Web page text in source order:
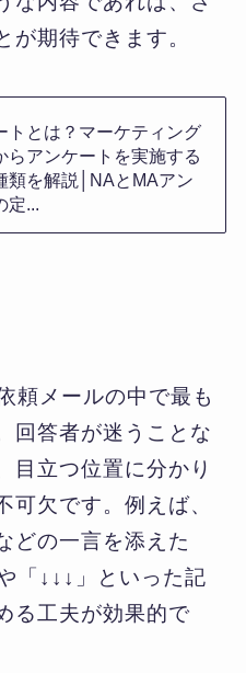
が期待できます。
トとは？マーケティング
らアンケートを実施する
類を解説│NAとMAアン
定...
頼メールの中で最も
回答者が迷うことな
目立つ位置に分かり
可欠です。例えば、
どの一言を添えた
「↓↓↓」といった記
る工夫が効果的で